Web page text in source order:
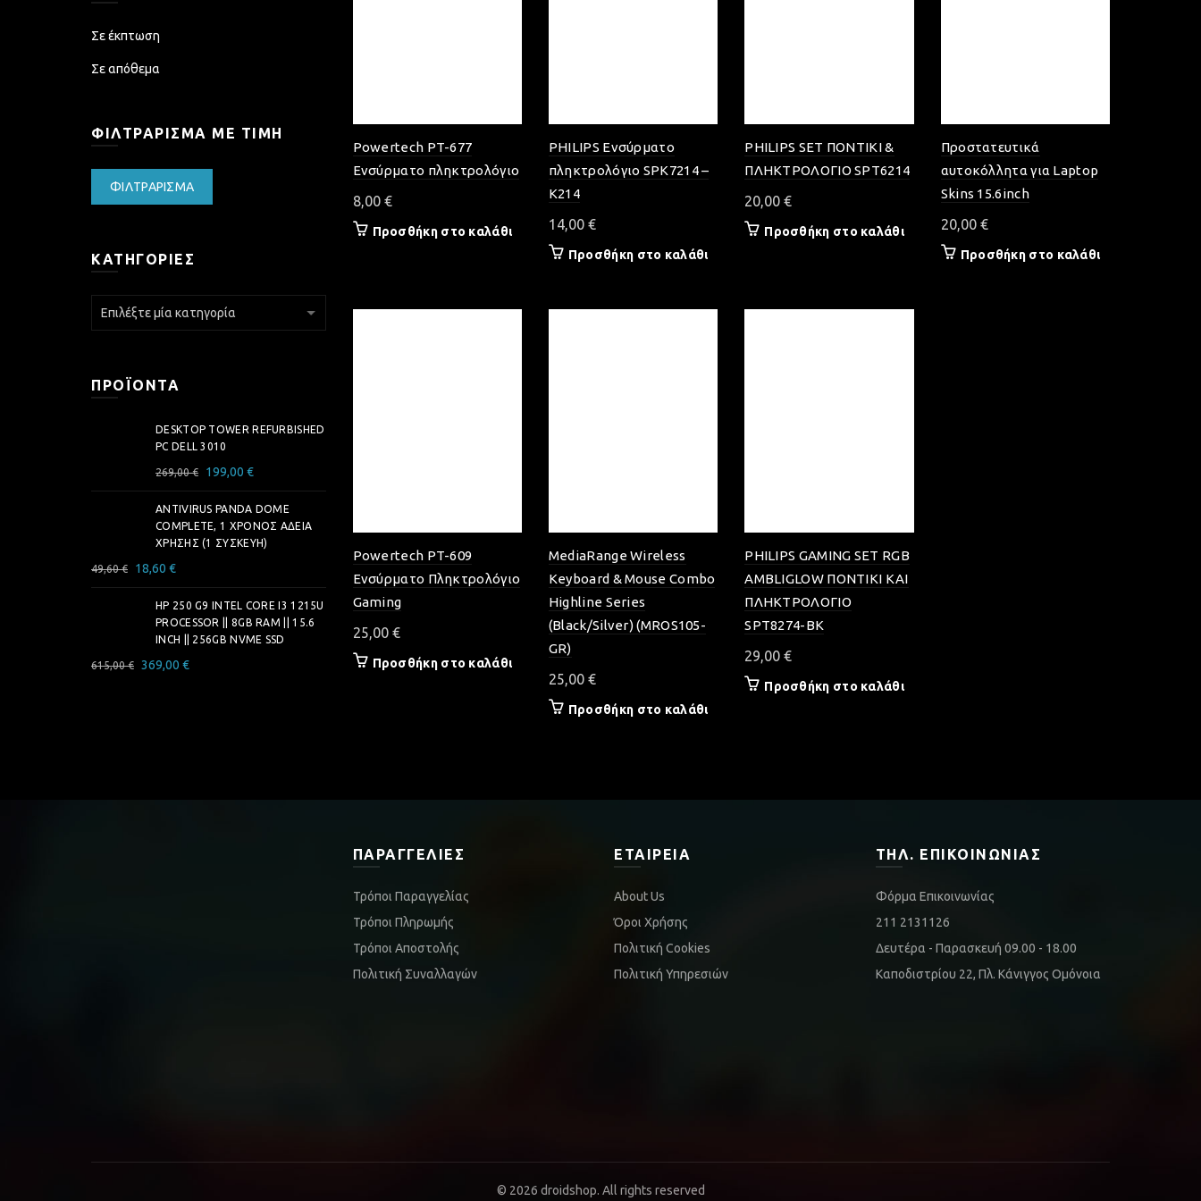
Powertech PT-677
Ενσύρματο πληκτρολόγιο
8,00 €
Προσθήκη στο καλάθι
PHILIPS Ενσύρματο
πληκτρολόγιο SPK7214 –
K214
14,00 €
Προσθήκη στο καλάθι
PHILIPS SET ΠΟΝΤΙΚΙ &
ΠΛΗΚΤΡΟΛΟΓΙΟ SPT6214
20,00€
Προσθήκη στο καλάθι
Προστατευτικά
αυτοκόλλητα για Laptop
Skins 15.6inch
20,00 €
Προσθήκη στο καλάθι
Powertech PT-609
Ενσύρματο Πληκτρολόγιο
Gaming
25,00 €
Προσθήκη στο καλάθι
MediaRange Wireless
Keyboard & Mouse Combo
Highline Series
(Black/Silver) (MROS105-
GR)
25,00 €
Προσθήκη στο καλάθι
PHILIPS GAMING SET RGB
AMBLIGLOW ΠΟΝΤΙΚΙ ΚΑΙ
ΠΛΗΚΤΡΟΛΟΓΙΟ
SPT8274-BK
29,00€
Προσθήκη στο καλάθι
Σε έκπτωση
Σε απόθεμα
ΦΙΛΤΡΆΡΙΣΜΑ ΜΕ ΤΙΜΉ
Ελάχιστη
Μέγιστη
ΦΙΛΤΡΆΡΙΣΜΑ
ΚΑΤΗΓΟΡΊΕΣ
ΠΡΟΪΌΝΤΑ
DESKTOP TOWER REFURBISHED
PC DELL 3010
269,00€
Original
price
was:
269,00 €.
199,00 €
τρέχουσα
τιμή
είναι:
199,00 €.
ANTIVIRUS PANDA DOME
COMPLETE, 1 ΧΡΌΝΟΣ ΆΔΕΙΑ
ΧΡΉΣΗΣ (1 ΣΥΣΚΕΥΉ)
49,60€
Original
price
49,60 €.
18,60 €
τρέχουσα
τιμή
είναι:
18,60 €.
HP 250 G9 INTEL CORE I3 1215U
PROCESSOR || 8GB RAM || 15.6
INCH || 256GB NVME SSD
615,00€
Original
369,00 €
ΠΑΡΑΓΓΕΛΊΕΣ
Τρόποι Παραγγελίας
Τρόποι Πληρωμής
Τρόποι Αποστολής
Πολιτική Συναλλαγών
ΕΤΑΙΡΕΊΑ
About Us
Όροι Χρήσης
Πολιτική Cookies
Πολιτική Υπηρεσιών
ΤΗΛ. ΕΠΙΚΟΙΝΩΝΊΑΣ
Φόρμα Επικοινωνίας
211 2131126
Δευτέρα - Παρασκευή 09.00 - 18.00
Καποδιστρίου 22, Πλ. Κάνιγγος Ομόνοια
© 2026 droidshop. All rights reserved